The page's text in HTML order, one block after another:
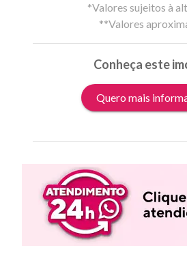
*Valores sujeitos à
**Valores
Conheça este
Quero mais